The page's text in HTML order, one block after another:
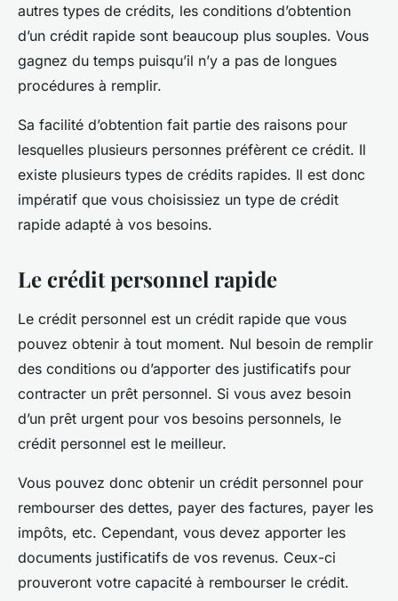
autres types de crédits, les conditions d’obtention
d’un crédit rapide sont beaucoup plus souples. Vous
gagnez du temps puisqu’il n’y a pas de longues
procédures à remplir.
Sa facilité d’obtention fait partie des raisons pour
lesquelles plusieurs personnes préfèrent ce crédit. Il
existe plusieurs types de crédits rapides. Il est donc
impératif que vous choisissiez un type de crédit
rapide adapté à vos besoins.
Le crédit personnel rapide
Le crédit personnel est un crédit rapide que vous
pouvez obtenir à tout moment. Nul besoin de remplir
des conditions ou d’apporter des justificatifs pour
contracter un prêt personnel. Si vous avez besoin
d’un prêt urgent pour vos besoins personnels, le
crédit personnel est le meilleur.
Vous pouvez donc obtenir un crédit personnel pour
rembourser des dettes, payer des factures, payer les
impôts, etc. Cependant, vous devez apporter les
documents justificatifs de vos revenus. Ceux-ci
prouveront votre capacité à rembourser le crédit.